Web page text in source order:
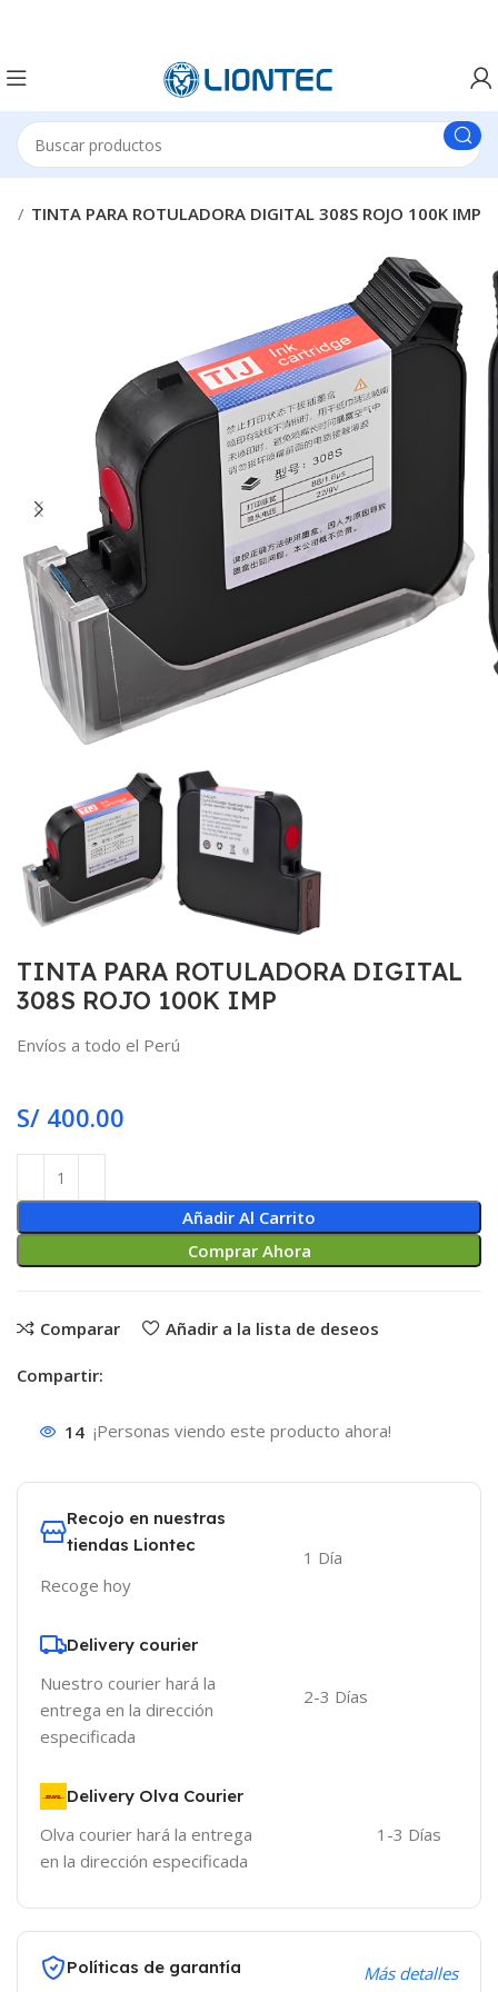
TINTA PARA ROTULADORA DIGITAL 308S ROJO 100K IMP
TINTA PARA ROTULADORA DIGITAL
308S ROJO 100K IMP
Envíos a todo el Perú
S/ 400.00
Añadir Al Carrito
Comprar Ahora
Comparar Añadir a la lista de deseos
Compartir:
14 ¡Personas viendo este producto ahora!
Recojo en nuestras
tiendas Liontec
Recoge hoy
1 Día
Delivery courier
Nuestro courier hará la
entrega en la dirección
especificada
2-3 Días
Delivery Olva Courier
Olva courier hará la entrega
en la dirección especificada
1-3 Días
Políticas de garantía Más detalles